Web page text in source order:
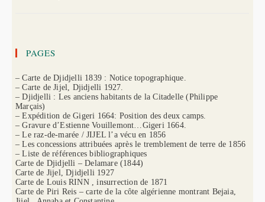
PAGES
– Carte de Djidjelli 1839 : Notice topographique.
– Carte de Jijel, Djidjelli 1927.
– Djidjelli : Les anciens habitants de la Citadelle (Philippe
Marçais)
– Expédition de Gigeri 1664: Position des deux camps.
– Gravure d’Estienne Vouillemont…Gigeri 1664.
– Le raz-de-marée / JIJEL l’a vécu en 1856
– Les concessions attribuées après le tremblement de terre de 1856
– Liste de références bibliographiques
Carte de Djidjelli – Delamare (1844)
Carte de Jijel, Djidjelli 1927
Carte de Louis RINN , insurrection de 1871
Carte de Piri Reis – carte de la côte algérienne montrant Bejaia,